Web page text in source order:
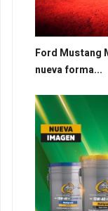
Ford Mustang
nueva forma...